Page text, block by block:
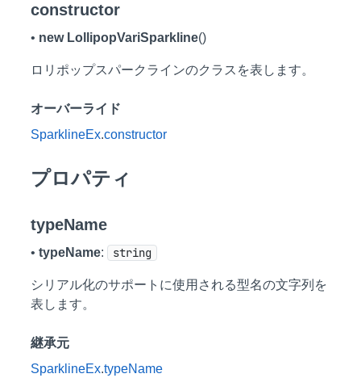
constructor
• new LollipopVariSparkline()
ロリポップスパークラインのクラスを表します。
オーバーライド
SparklineEx.constructor
プロパティ
typeName
• typeName: string
シリアル化のサポートに使用される型名の文字列を
表します。
継承元
SparklineEx.typeName